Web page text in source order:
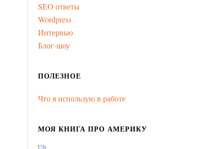
SEO ответы
Wordpress
Интервью
Блог-шоу
ПОЛЕЗНОЕ
Что я использую в работе
МОЯ КНИГА ПРО АМЕРИКУ